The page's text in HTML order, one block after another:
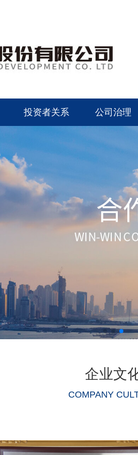
投资者关系 公司治理
企业文
COMPANY